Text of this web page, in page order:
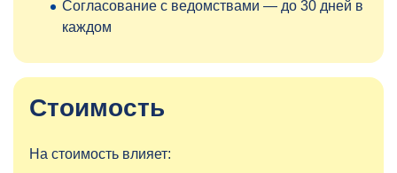
Согласование с ведомствами — до 30 дней в
каждом
Стоимость
На стоимость влияет: